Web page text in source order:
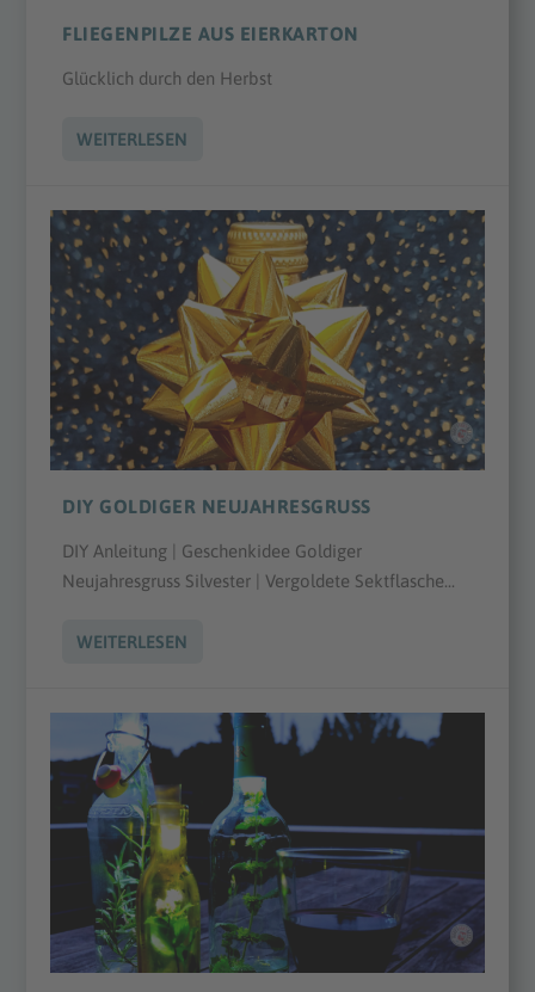
FLIEGENPILZE AUS EIERKARTON
Glücklich durch den Herbst
WEITERLESEN
DIY GOLDIGER NEUJAHRESGRUSS
DIY Anleitung | Geschenkidee Goldiger
Neujahresgruss Silvester | Vergoldete Sektflasche...
WEITERLESEN